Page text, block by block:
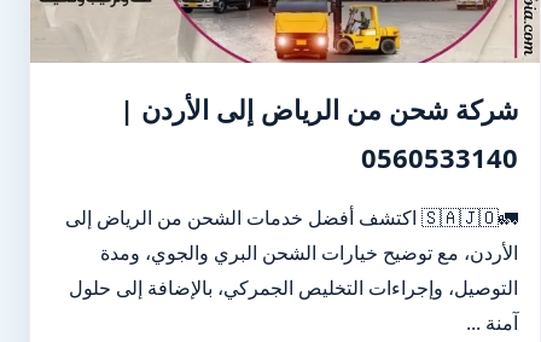
شركة شحن من الرياض إلى الأردن |
0560533140
🚛🇸🇦🇯🇴 اكتشف أفضل خدمات الشحن من الرياض إلى
الأردن، مع توضيح خيارات الشحن البري والجوي، ومدة
التوصيل، وإجراءات التخليص الجمركي، بالإضافة إلى حلول
آمنة ...